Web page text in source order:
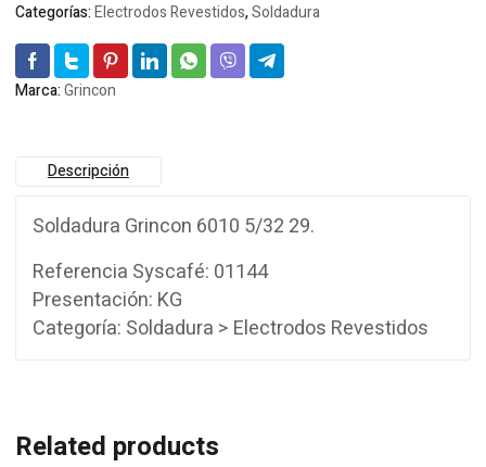
Categorías:Electrodos Revestidos,Soldadura
Marca:Grincon
Descripción
Soldadura Grincon 6010 5/32 29.
Referencia Syscafé: 01144
Presentación: KG
Categoría: Soldadura > Electrodos Revestidos
Related products